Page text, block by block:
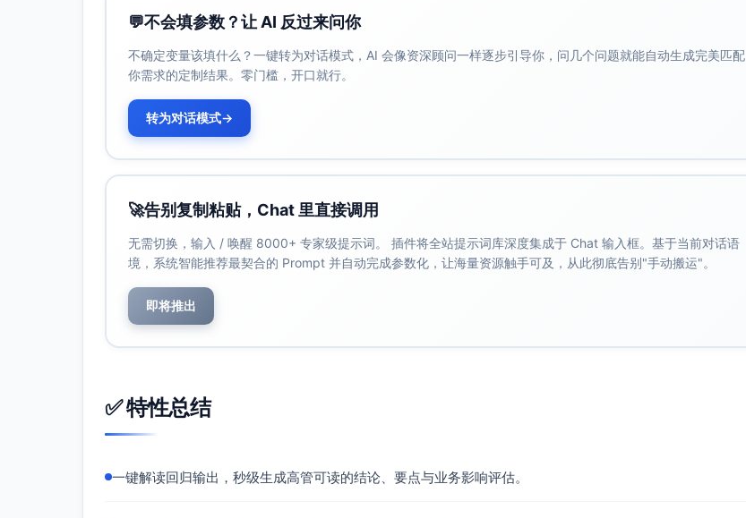
结论：广告的边际营收产出显著且高（约3.41万元/千元），边际ROAS约34倍。
建议：在毛利率m条件下，理论最优的“继续加投”门槛为边际ROAS ≥ 1/m。例如毛利率20%，加投门
槛≈5倍；当前边际ROAS显著高于该门槛，存在继续扩量空间。建议在不显著推高价格/不稀释转化质
价格策略
结论：价格上调对营收高度敏感且为负向；每+1个百分点价格，周营收约-259万元。
千元（约759万元），仅作量级判断。更稳妥做法是小步试点、分品类差异化定价，并用周度A/B验
促销与季节
建议：下季度（若跨入Q4）应将促销与较高预算投放叠加，以放大“季节×促销×广告”的协同；非旺季
适度保留促销频次与强度，避免过度依赖导致基准需求被“训练”。
运营稳定性
建议：优先级提升至“损益项”，通过冗余和压测降低宕机概率；对不可避免窗口安排在非促销/非高峰
时段，减少与大促/价格动作的重叠。
结论：存在稳定上行趋势（约+51万元/年）；可作为保守增长底座。
💬不会填参数？让 AI 反过来问你
不确定变量该填什么？一键转为对话模式，AI 会像资深顾问一样逐步引导你，问几个问题就能自动生成完美匹配
你需求的定制结果。零门槛，开口就行。
转为对话模式→
🚀告别复制粘贴，Chat 里直接调用
无需切换，输入 / 唤醒 8000+ 专家级提示词。 插件将全站提示词库深度集成于 Chat 输入框。基于当前对话语
境，系统智能推荐最契合的 Prompt 并自动完成参数化，让海量资源触手可及，从此彻底告别"手动搬运"。
即将推出
✅ 特性总结
一键解读回归输出，秒级生成高管可读的结论、要点与业务影响评估。